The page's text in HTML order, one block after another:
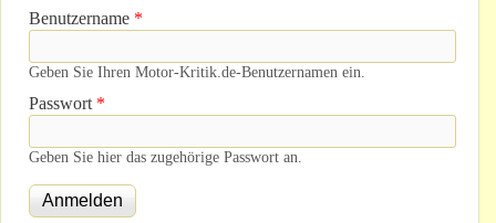
Benutzername *
Geben Sie Ihren Motor-Kritik.de-Benutzernamen ein.
Passwort *
Geben Sie hier das zugehörige Passwort an.